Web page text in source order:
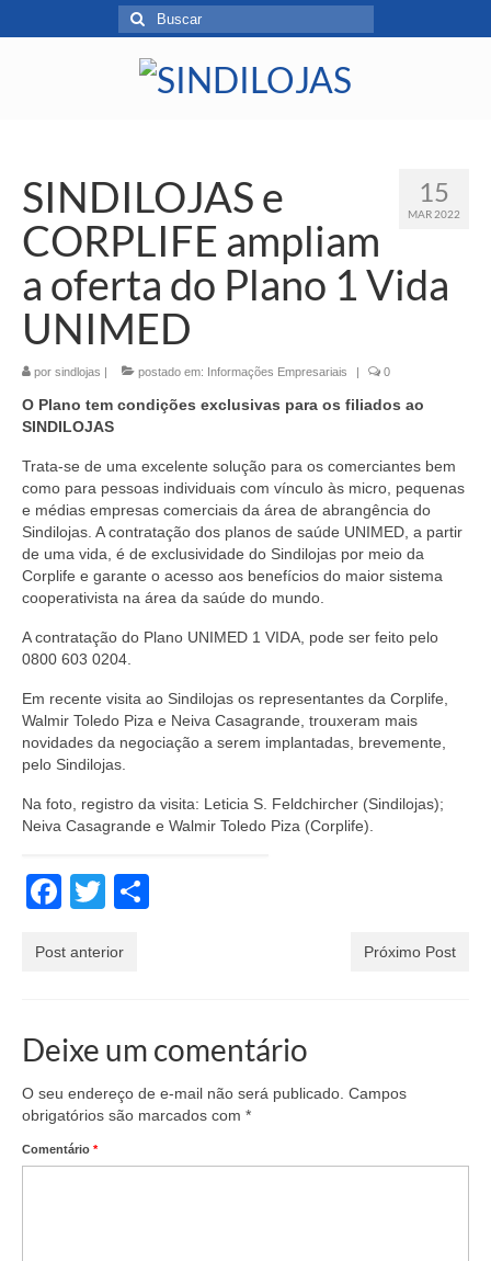
15
MAR 2022
SINDILOJAS e
CORPLIFE ampliam
a oferta do Plano 1 Vida
UNIMED
por sindlojas | postado em: Informações Empresariais | 0
O Plano tem condições exclusivas para os filiados ao
SINDILOJAS
Trata-se de uma excelente solução para os comerciantes bem
como para pessoas individuais com vínculo às micro, pequenas
e médias empresas comerciais da área de abrangência do
Sindilojas. A contratação dos planos de saúde UNIMED, a partir
de uma vida, é de exclusividade do Sindilojas por meio da
Corplife e garante o acesso aos benefícios do maior sistema
cooperativista na área da saúde do mundo.
A contratação do Plano UNIMED 1 VIDA, pode ser feito pelo
0800 603 0204.
Em recente visita ao Sindilojas os representantes da Corplife,
Walmir Toledo Piza e Neiva Casagrande, trouxeram mais
novidades da negociação a serem implantadas, brevemente,
pelo Sindilojas.
Na foto, registro da visita: Leticia S. Feldchircher (Sindilojas);
Neiva Casagrande e Walmir Toledo Piza (Corplife).
Facebook
Twitter
Post anterior Próximo Post
Deixe um comentário
O seu endereço de e-mail não será publicado. Campos
obrigatórios são marcados com *
Comentário *